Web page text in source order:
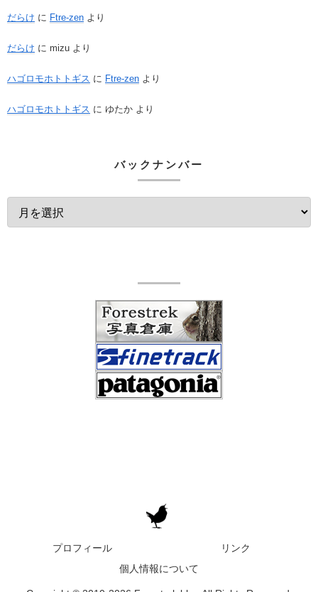
だらけ に Ftre-zen より
だらけ に mizu より
ハゴロモホトトギス に Ftre-zen より
ハゴロモホトトギス に ゆたか より
バックナンバー
プロフィール
リンク
個人情報について